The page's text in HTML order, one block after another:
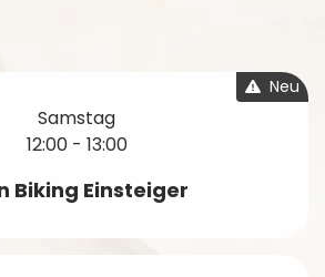
Samstag
12:00 - 13:00
Biking Einsteiger
Neu